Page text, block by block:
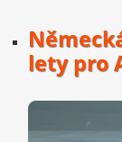
lety pro